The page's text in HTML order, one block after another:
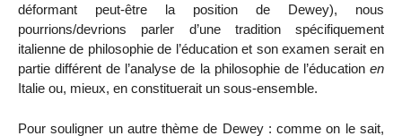
déformant peut-être la position de Dewey), nous
pourrions/devrions parler d’une tradition spécifiquement
italienne de philosophie de l’éducation et son examen serait en
partie différent de l’analyse de la philosophie de l’éducation en
Italie ou, mieux, en constituerait un sous-ensemble.
Pour souligner un autre thème de Dewey : comme on le sait,